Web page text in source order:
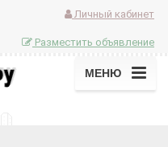
Личный кабинет
Разместить объявление
МЕНЮ